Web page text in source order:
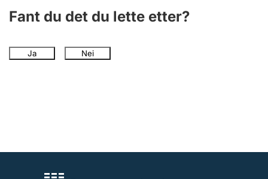
Fant du det du lette etter?
Ja Nei